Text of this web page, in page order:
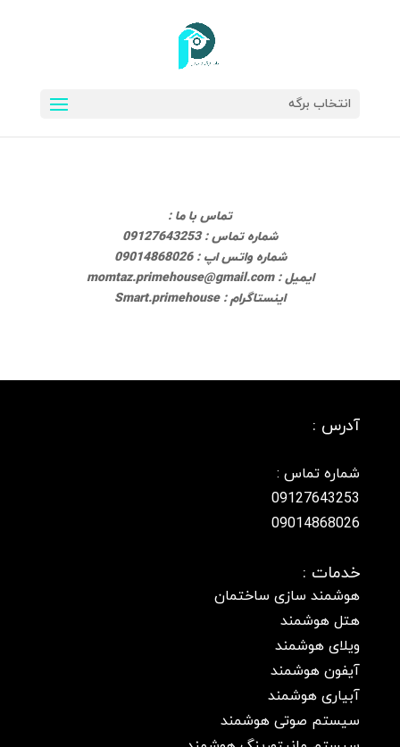
انتخاب برگه
تماس با ما :
شماره تماس : 09127643253
شماره واتس اپ : 09014868026
ایمیل : momtaz.primehouse@gmail.com
اینستاگرام : Smart.primehouse
آدرس :
شماره تماس :
09127643253
09014868026
خدمات :
هوشمند سازی ساختمان
هتل هوشمند
ویلای هوشمند
آیفون هوشمند
آبیاری هوشمند
سیستم صوتی هوشمند